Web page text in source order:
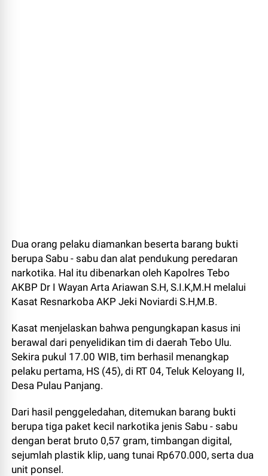
Dua orang pelaku diamankan beserta barang bukti
berupa Sabu - sabu dan alat pendukung peredaran
narkotika. Hal itu dibenarkan oleh Kapolres Tebo
AKBP Dr I Wayan Arta Ariawan S.H, S.I.K,M.H melalui
Kasat Resnarkoba AKP Jeki Noviardi S.H,M.B.
Kasat menjelaskan bahwa pengungkapan kasus ini
berawal dari penyelidikan tim di daerah Tebo Ulu.
Sekira pukul 17.00 WIB, tim berhasil menangkap
pelaku pertama, HS (45), di RT 04, Teluk Keloyang II,
Desa Pulau Panjang.
Dari hasil penggeledahan, ditemukan barang bukti
berupa tiga paket kecil narkotika jenis Sabu - sabu
dengan berat bruto 0,57 gram, timbangan digital,
sejumlah plastik klip, uang tunai Rp670.000, serta dua
unit ponsel.